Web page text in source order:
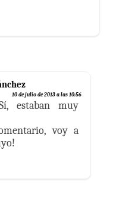
10 de julio de 2013 a las 10:56
estaban muy
voy a